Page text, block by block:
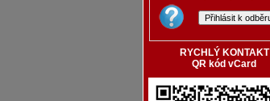
RYCHLÝ KONTAKT
QR kód vCard